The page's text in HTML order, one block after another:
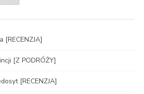
[Z PODRÓŻY]
[RECENZJA]